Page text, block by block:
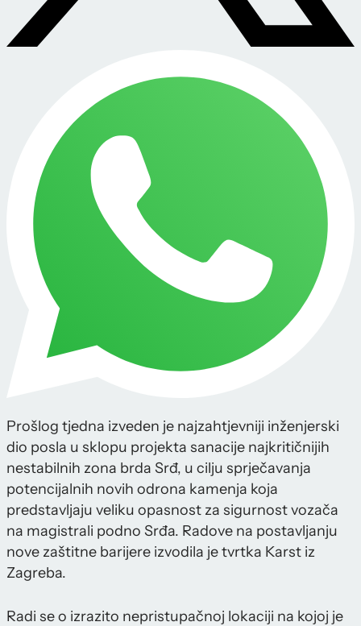
Prošlog tjedna izveden je najzahtjevniji inženjerski
dio posla u sklopu projekta sanacije najkritičnijih
nestabilnih zona brda Srđ, u cilju sprječavanja
potencijalnih novih odrona kamenja koja
predstavljaju veliku opasnost za sigurnost vozača
na magistrali podno Srđa. Radove na postavljanju
nove zaštitne barijere izvodila je tvrtka Karst iz
Zagreba.
Radi se o izrazito nepristupačnoj lokaciji na kojoj je